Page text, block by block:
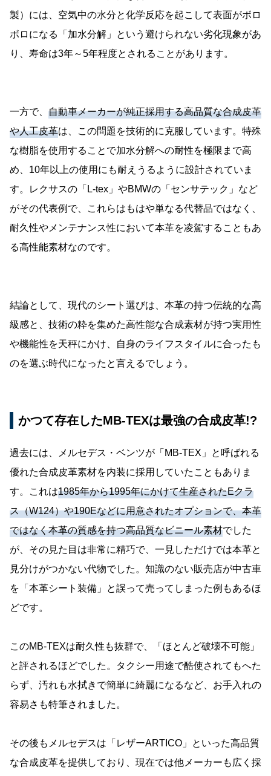
製）には、空気中の水分と化学反応を起こして表面がボロ
ボロになる「加水分解」という避けられない劣化現象があ
り、寿命は3年～5年程度とされることがあります。
一方で、 自動車メーカーが純正採用する高品質な合成皮革
や人工皮革は、この問題を技術的に克服しています。特殊
な樹脂を使用することで加水分解への耐性を極限まで高
め、10年以上の使用にも耐えうるように設計されていま
す。レクサスの「L-tex」やBMWの「センサテック」など
がその代表例で、これらはもはや単なる代替品ではなく、
耐久性やメンテナンス性において本革を凌駕することもあ
る高性能素材なのです。
結論として、現代のシート選びは、本革の持つ伝統的な高
級感と、技術の粋を集めた高性能な合成素材が持つ実用性
や機能性を天秤にかけ、自身のライフスタイルに合ったも
のを選ぶ時代になったと言えるでしょう。
かつて存在したMB-TEXは最強の合成皮革!?
過去には、メルセデス・ベンツが「MB-TEX」と呼ばれる
優れた合成皮革素材を内装に採用していたこともありま
す。これは1985年から1995年にかけて生産されたEクラ
ス（W124）や190Eなどに用意されたオプションで、本革
ではなく本革の質感を持つ高品質なビニール素材でした
が、その見た目は非常に精巧で、一見しただけでは本革と
見分けがつかない代物でした。知識のない販売店が中古車
を「本革シート装備」と誤って売ってしまった例もあるほ
どです。
このMB-TEXは耐久性も抜群で、「ほとんど破壊不可能」
と評されるほどでした。タクシー用途で酷使されてもへた
らず、汚れも水拭きで簡単に綺麗になるなど、お手入れの
容易さも特筆されました。
その後もメルセデスは「レザーARTICO」といった高品質
な合成皮革を提供しており、現在では他メーカーも広く採